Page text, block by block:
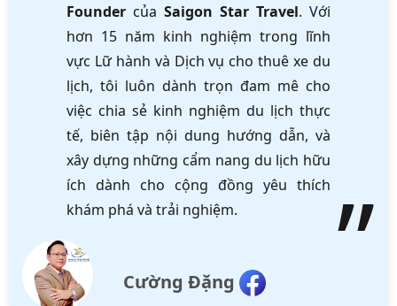
Founder của Saigon Star Travel. Với
hơn 15 năm kinh nghiệm trong lĩnh
vực Lữ hành và Dịch vụ cho thuê xe du
lịch, tôi luôn dành trọn đam mê cho
việc chia sẻ kinh nghiệm du lịch thực
tế, biên tập nội dung hướng dẫn, và
xây dựng những cẩm nang du lịch hữu
ích dành cho cộng đồng yêu thích
khám phá và trải nghiệm.
Cường Đặng